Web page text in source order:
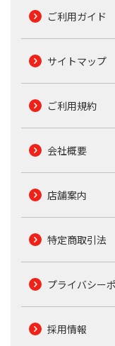
ご利用ガイド
サイトマップ
ご利用規約
会社概要
店舗案内
特定商取引法
プライバシー
採用情報